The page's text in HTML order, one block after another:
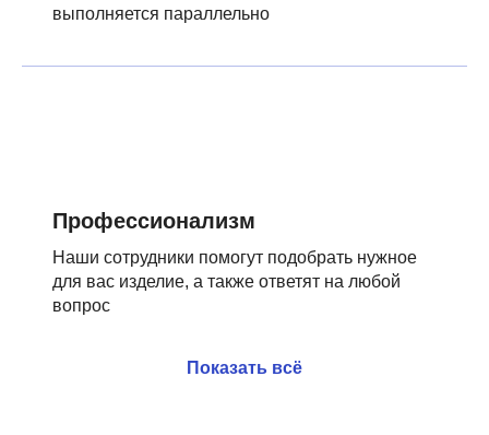
выполняется параллельно
Профессионализм
Наши сотрудники помогут подобрать нужное
для вас изделие, а также ответят на любой
вопрос
Показать всё